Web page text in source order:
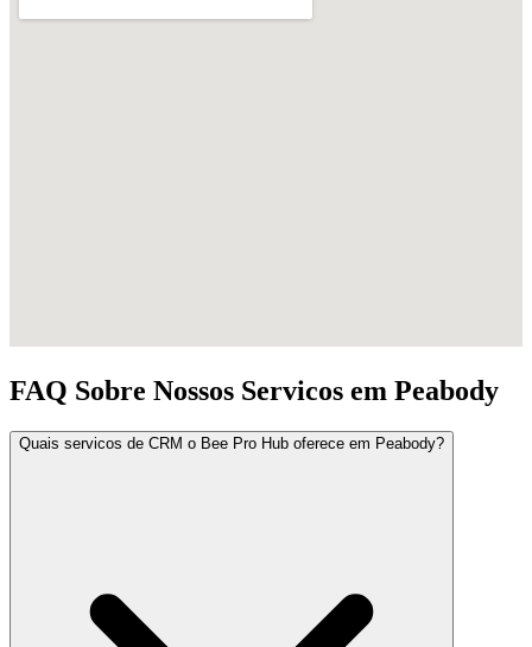
FAQ Sobre Nossos Servicos em Peabody
Quais servicos de CRM o Bee Pro Hub oferece em Peabody?